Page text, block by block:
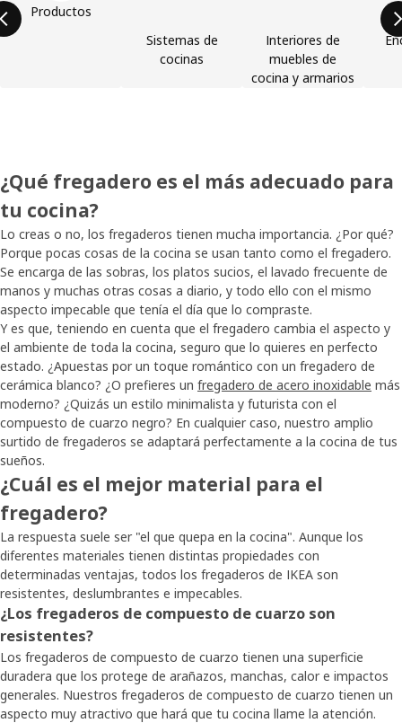
Productos
Sistemas de
cocinas
Interiores de
muebles de
cocina y armarios
¿Qué fregadero es el más adecuado para
tu cocina?
Lo creas o no, los fregaderos tienen mucha importancia. ¿Por qué?
Porque pocas cosas de la cocina se usan tanto como el fregadero.
Se encarga de las sobras, los platos sucios, el lavado frecuente de
manos y muchas otras cosas a diario, y todo ello con el mismo
aspecto impecable que tenía el día que lo compraste.
Y es que, teniendo en cuenta que el fregadero cambia el aspecto y
el ambiente de toda la cocina, seguro que lo quieres en perfecto
estado. ¿Apuestas por un toque romántico con un fregadero de
cerámica blanco? ¿O prefieres un fregadero de acero inoxidable más
moderno? ¿Quizás un estilo minimalista y futurista con el
compuesto de cuarzo negro? En cualquier caso, nuestro amplio
surtido de fregaderos se adaptará perfectamente a la cocina de tus
sueños.
¿Cuál es el mejor material para el
fregadero?
La respuesta suele ser "el que quepa en la cocina". Aunque los
diferentes materiales tienen distintas propiedades con
determinadas ventajas, todos los fregaderos de IKEA son
resistentes, deslumbrantes e impecables.
¿Los fregaderos de compuesto de cuarzo son
resistentes?
Los fregaderos de compuesto de cuarzo tienen una superficie
duradera que los protege de arañazos, manchas, calor e impactos
generales. Nuestros fregaderos de compuesto de cuarzo tienen un
aspecto muy atractivo que hará que tu cocina llame la atención.